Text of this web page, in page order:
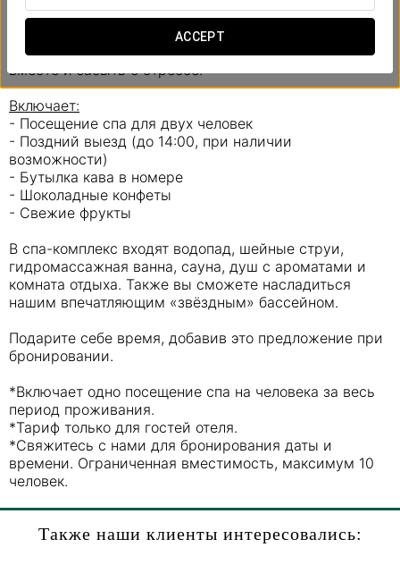
ACCEPT
Без рутины и спешки — всё создано для того, чтобы
отключиться от мира и заново почувствовать связь
друг с другом. Идеальная возможность отдохнуть
вместе и забыть о стрессе.
Включает:
- Посещение спа для двух человек
- Поздний выезд (до 14:00, при наличии
возможности)
- Бутылка кава в номере
- Шоколадные конфеты
- Свежие фрукты
В спа-комплекс входят водопад, шейные струи,
гидромассажная ванна, сауна, душ с ароматами и
комната отдыха. Также вы сможете насладиться
нашим впечатляющим «звёздным» бассейном.
Подарите себе время, добавив это предложение при
бронировании.
*Включает одно посещение спа на человека за весь
период проживания.
*Тариф только для гостей отеля.
*Свяжитесь с нами для бронирования даты и
времени. Ограниченная вместимость, максимум 10
человек.
Также наши клиенты интересовались: